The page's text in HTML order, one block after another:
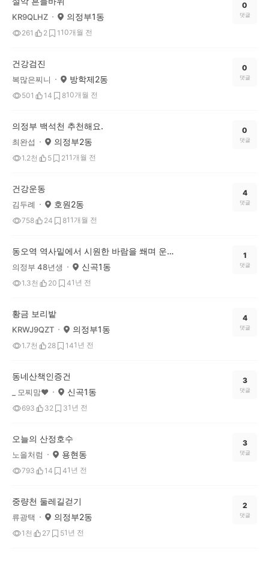
KR9QLHZ 의정부1동
261 2 1 10개월 전
0
댓글
건강검진
복많은찌니 방학제2동
501 14 810개월 전
0
댓글
의정부 백석천 추천해요.
최완섭 의정부2동
1.2천 5 211개월 전
0
댓글
건강운동
김두례 호원2동
758 24 811개월 전
4
댓글
동오역 역사밑에서 시원한 바람을 쐐며 운동을 했어요
의정부 48년생 신곡1동
1.3천 20 41년 전
1
댓글
황금 보리밭
KRWJ9QZT 의정부1동
1.7천 28 141년 전
4
댓글
동네산책인증건
_ 모찌맘♥ 신곡1동
693 32 31년 전
3
댓글
오늘의 산정호수
노을처럼 용현동
793 14 41년 전
3
댓글
중량천 둘레길걷기
류광택 의정부2동
1천 27 51년 전
2
댓글